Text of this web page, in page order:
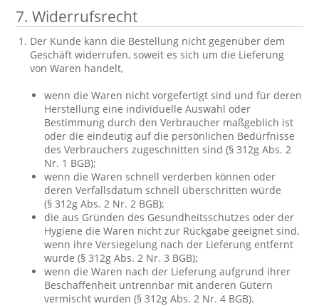
7. Widerrufsrecht
Der Kunde kann die Bestellung nicht gegenüber dem
Geschäft widerrufen, soweit es sich um die Lieferung
von Waren handelt,
wenn die Waren nicht vorgefertigt sind und für deren
Herstellung eine individuelle Auswahl oder
Bestimmung durch den Verbraucher maßgeblich ist
oder die eindeutig auf die persönlichen Bedürfnisse
des Verbrauchers zugeschnitten sind (§ 312g Abs. 2
Nr. 1 BGB);
wenn die Waren schnell verderben können oder
deren Verfallsdatum schnell überschritten würde
(§ 312g Abs. 2 Nr. 2 BGB);
die aus Gründen des Gesundheitsschutzes oder der
Hygiene die Waren nicht zur Rückgabe geeignet sind,
wenn ihre Versiegelung nach der Lieferung entfernt
wurde (§ 312g Abs. 2 Nr. 3 BGB);
wenn die Waren nach der Lieferung aufgrund ihrer
Beschaffenheit untrennbar mit anderen Gütern
vermischt wurden (§ 312g Abs. 2 Nr. 4 BGB).